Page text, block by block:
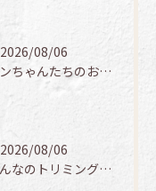
2026/08/06
ワンちゃんたちのお手入れ日記🐶✨
2026/08/06
みんなのトリミング日記🌟